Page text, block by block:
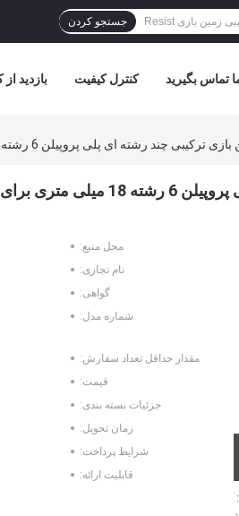
جستجو کردن
بازدید از کنترل کیفیت تماس بگیرید
چند رشته ای پلی پروپیلن 6 رشته 18 میلی متری برای کوهنورد
برای کوهنورد
محل منبع:
نام تجاری:
گواهی:
شماره مدل:
مقدار حداقل تعداد سفارش:
قیمت:
جزئیات بسته بندی:
زمان تحویل:
شرایط پرداخت:
قابلیت ارائه: